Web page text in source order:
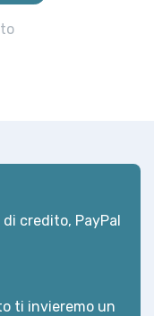
credito, PayPal
ti invieremo un